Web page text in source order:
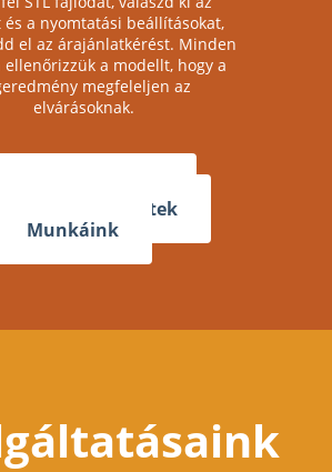
és a nyomtatási beállításokat,
el az árajánlatkérést. Minden
ellenőrizzük a modellt, hogy a
megfeleljen az
elvárásoknak.
részletek
Munkáink